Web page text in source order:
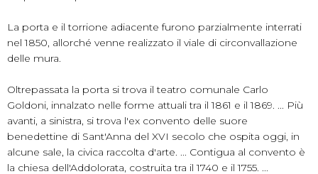
La porta e il torrione adiacente furono parzialmente interrati
nel 1850, allorché venne realizzato il viale di circonvallazione
delle mura.
Oltrepassata la porta si trova il teatro comunale Carlo
Goldoni, innalzato nelle forme attuali tra il 1861 e il 1869. ... Più
avanti, a sinistra, si trova l'ex convento delle suore
benedettine di Sant'Anna del XVI secolo che ospita oggi, in
alcune sale, la civica raccolta d'arte. ... Contigua al convento è
la chiesa dell'Addolorata, costruita tra il 1740 e il 1755. ...